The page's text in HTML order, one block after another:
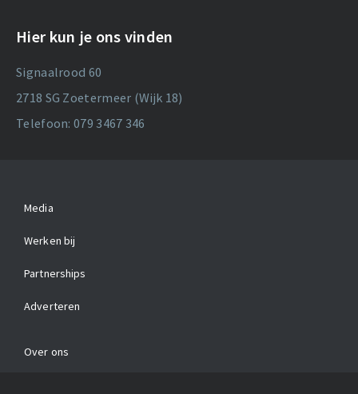
Hier kun je ons vinden
Signaalrood 60
2718 SG Zoetermeer (Wijk 18)
Telefoon: 079 3467 346
Media
Werken bij
Partnerships
Adverteren
Over ons